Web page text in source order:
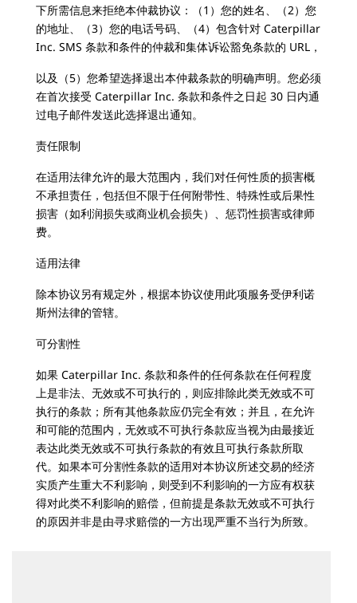
下所需信息来拒绝本仲裁协议：（1）您的姓名、（2）您
的地址、（3）您的电话号码、（4）包含针对 Caterpillar
Inc. SMS 条款和条件的仲裁和集体诉讼豁免条款的 URL，
以及（5）您希望选择退出本仲裁条款的明确声明。您必须
在首次接受 Caterpillar Inc. 条款和条件之日起 30 日内通
过电子邮件发送此选择退出通知。
责任限制
在适用法律允许的最大范围内，我们对任何性质的损害概
不承担责任，包括但不限于任何附带性、特殊性或后果性
损害（如利润损失或商业机会损失）、惩罚性损害或律师
费。
适用法律
除本协议另有规定外，根据本协议使用此项服务受伊利诺
斯州法律的管辖。
可分割性
如果 Caterpillar Inc. 条款和条件的任何条款在任何程度
上是非法、无效或不可执行的，则应排除此类无效或不可
执行的条款；所有其他条款应仍完全有效；并且，在允许
和可能的范围内，无效或不可执行条款应当视为由最接近
表达此类无效或不可执行条款的有效且可执行条款所取
代。如果本可分割性条款的适用对本协议所述交易的经济
实质产生重大不利影响，则受到不利影响的一方应有权获
得对此类不利影响的赔偿，但前提是条款无效或不可执行
的原因并非是由寻求赔偿的一方出现严重不当行为所致。